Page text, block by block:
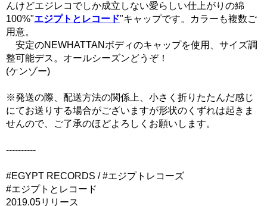
んけどエジレコでしか成立しない愛らしい仕上がりの綿
100%"エジプトとレコード"キャップです。カラーも複数ご
用意。
安定のNEWHATTANボディのキャップを使用、サイズ調
整可能デス。オールシーズンどうぞ！
(ケンゾー)
※発送の際、配送方法の関係上、小さく折りたたんだ感じ
にてお送りする場合がございますが形状のくずれは起きま
せんので、ご了承のほどよろしくお願いします。
----------
#EGYPT RECORDS / #エジプトレコーズ
#エジプトとレコード
2019.05リリース